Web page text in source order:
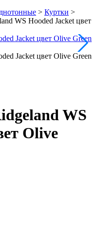
> Куртки >
WS Hooded Jacket цвет
WS
Olive